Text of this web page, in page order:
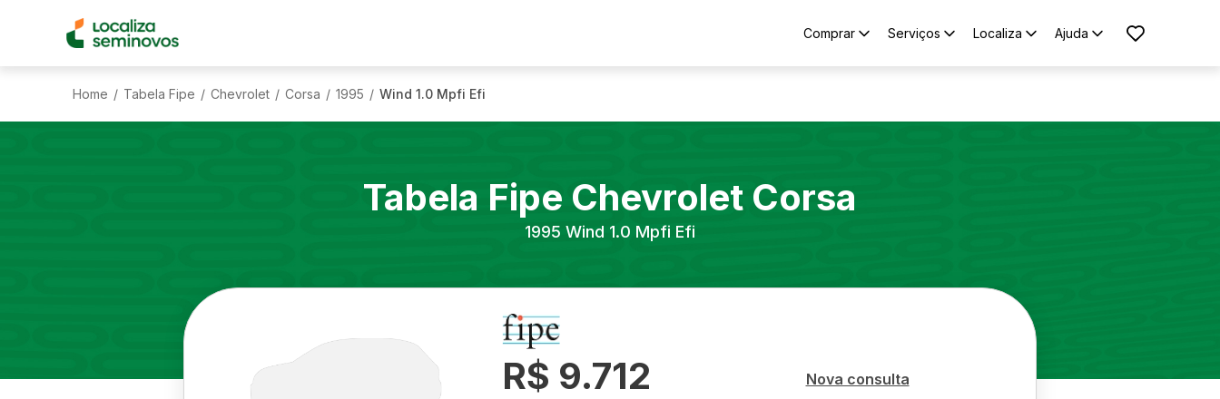
Comprar Serviços Localiza Ajuda
Home / Tabela Fipe / Chevrolet / Corsa / 1995 / Wind 1.0 Mpfi Efi
Tabela Fipe Chevrolet Corsa
1995 Wind 1.0 Mpfi Efi
R$ 9.712 Nova consulta